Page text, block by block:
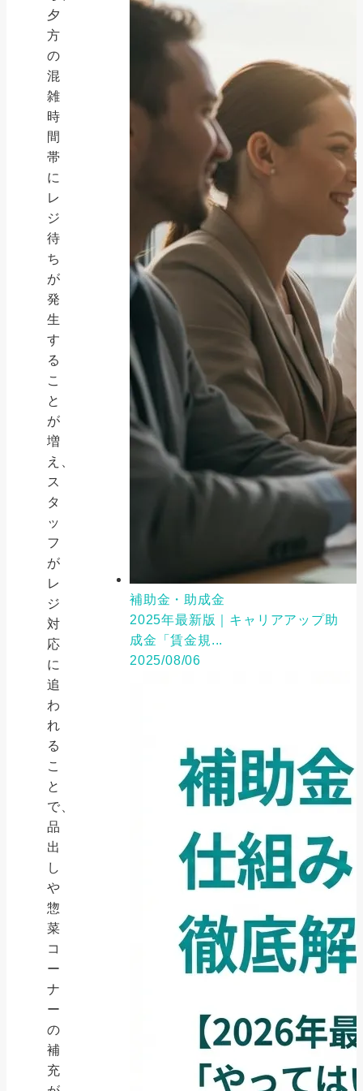
夕
方
の
混
雑
時
間
帯
に
レ
ジ
待
ち
が
発
生
す
る
こ
と
が
増
え、
ス
タ
ッ
フ
が
レ
ジ
対
応
に
追
わ
れ
る
こ
と
で、
品
出
し
や
惣
菜
コ
ー
ナ
ー
の
補
充
補助金・助成金
2025年最新版｜キャリアアップ助
成金「賃金規...
2025/08/06